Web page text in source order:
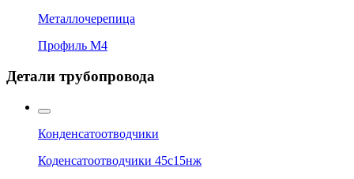
Металлочерепица
Профиль М4
Детали трубопровода
Конденсатоотводчики
Коденсатоотводчики 45с15нж